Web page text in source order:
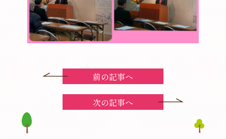
前の記事へ
次の記事へ